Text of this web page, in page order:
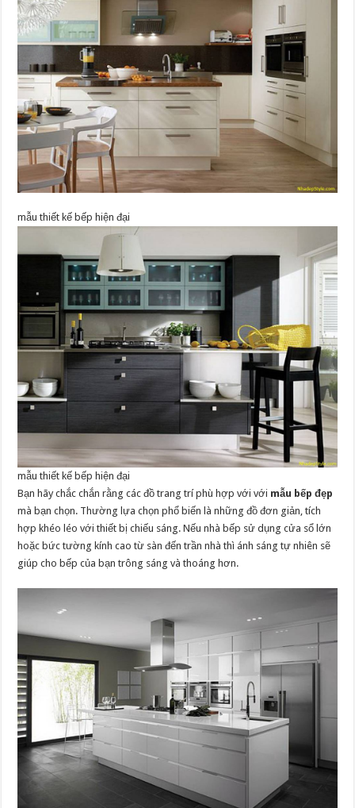
mẫu thiết kế bếp hiện đại
mẫu thiết kế bếp hiện đại
Bạn hãy chắc chắn rằng các đồ trang trí phù hợp với với mẫu bếp đẹp
mà bạn chọn. Thường lựa chọn phổ biến là những đồ đơn giản, tích
hợp khéo léo với thiết bị chiếu sáng. Nếu nhà bếp sử dụng cửa sổ lớn
hoặc bức tường kính cao từ sàn đến trần nhà thì ánh sáng tự nhiên sẽ
giúp cho bếp của bạn trông sáng và thoáng hơn.